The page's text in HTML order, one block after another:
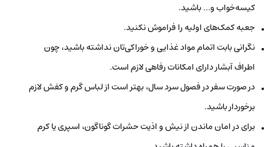
کیسه‌خواب و… باشید.
جعبه کمک‌های اولیه را فراموش نکنید.
نگرانی بابت اتمام مواد غذایی و خوراکی‌تان نداشته باشید، چون
اطراف آبشار دارای امکانات رفاهی لازم است.
در صورت سفر در فصول سرد سال، بهتر است از لباس گرم و کفش لازم
برخوردار باشید.
برای در امان‌ ماندن از نیش و اذیت حشرات گوناگون، اسپری یا کرم